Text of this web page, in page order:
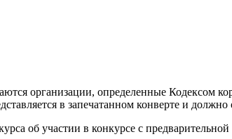
организации, определенные Кодексом
в запечатанном конверте и
об участии в конкурсе с